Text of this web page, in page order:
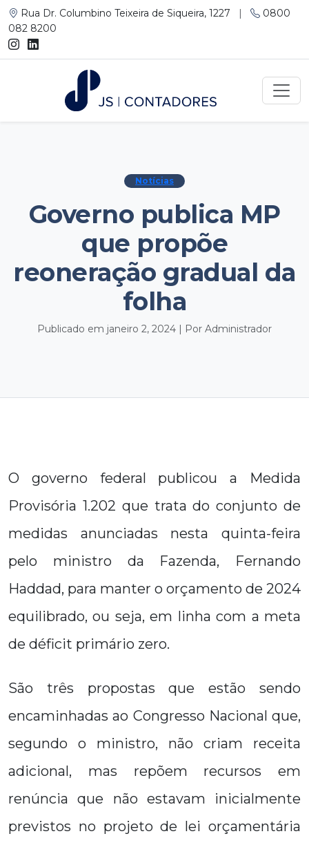
Rua Dr. Columbino Teixeira de Siqueira, 1227 |
0800
082 8200
Notícias
Governo publica MP
que propõe
reoneração gradual da
folha
Publicado em janeiro 2, 2024 | Por Administrador
O governo federal publicou a Medida
Provisória 1.202 que trata do conjunto de
medidas anunciadas nesta quinta-feira
pelo ministro da Fazenda, Fernando
Haddad, para manter o orçamento de 2024
equilibrado, ou seja, em linha com a meta
de déficit primário zero.
São três propostas que estão sendo
encaminhadas ao Congresso Nacional que,
segundo o ministro, não criam receita
adicional, mas repõem recursos em
renúncia que não estavam inicialmente
previstos no projeto de lei orçamentária